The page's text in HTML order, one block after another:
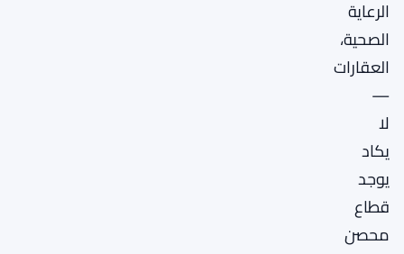
الرعاية
الصحية،
العقارات
—
لا
يكاد
يوجد
قطاع
محصن